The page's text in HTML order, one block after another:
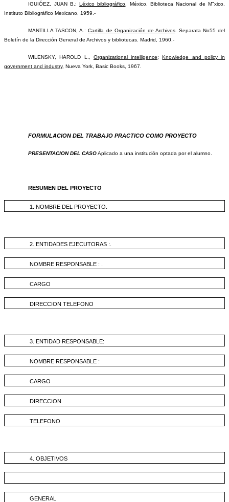
IGUIÓEZ, JUAN B.:Léxico bibliográfico. México, Biblioteca Nacional de M"xico.
Instituto Bibliográfico Mexicano, 1959.-
MANTILLA TASCON, A.:Cartilla de Organización de Archivos. Separata No55 del
Boletín de la Dirección General de Archivos y bibliotecas. Madrid, 1960.-
WILENSKY, HAROLD L., Organizational intelligence;Knowledge and policy in
government and industry, Nueva York, Basic Books, 1967.
FORMULACION DEL TRABAJO PRACTICO COMO PROYECTO
PRESENTACION DEL CASOAplicado a una institución optada por el alumno.
RESUMEN DEL PROYECTO
1. NOMBRE DEL PROYECTO.
2. ENTIDADES EJECUTORAS :.
NOMBRE RESPONSABLE : .
CARGO
DIRECCION TELEFONO
3. ENTIDAD RESPONSABLE:
NOMBRE RESPONSABLE :
CARGO
DIRECCION
TELEFONO
4. OBJETIVOS
GENERAL